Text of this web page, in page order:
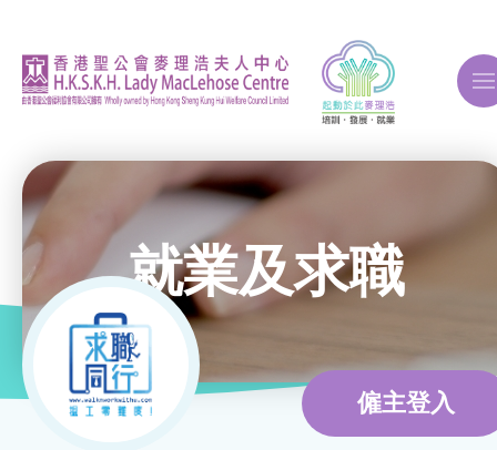
關於我們
ERB再培訓課程
就業及求職
僱主登入